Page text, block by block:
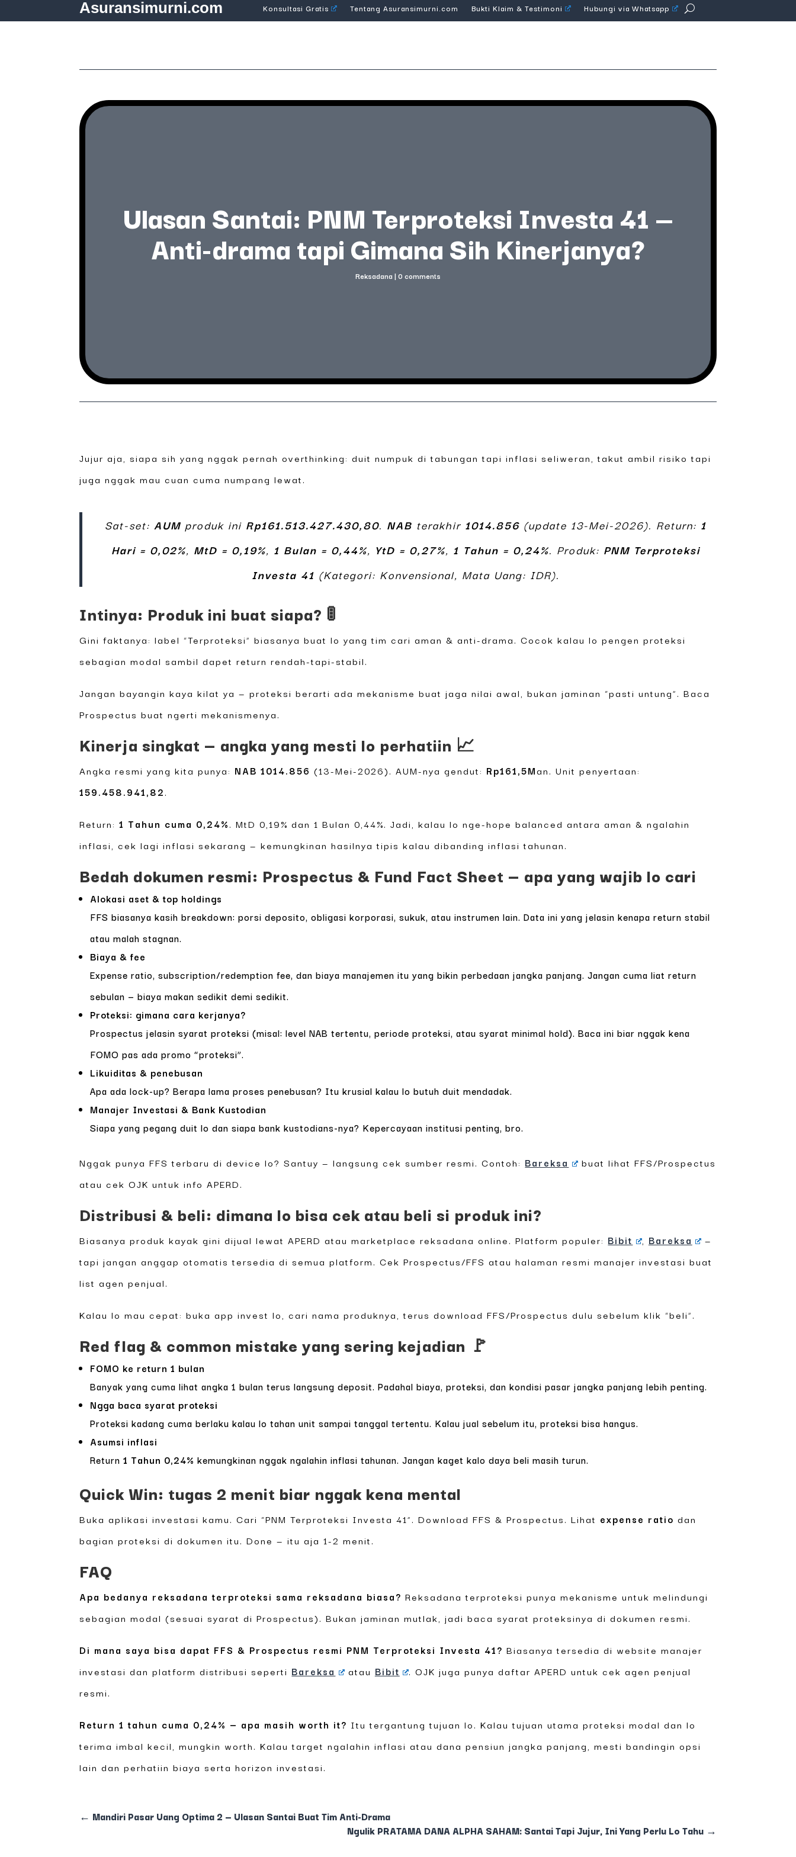
Asuransimurni.com Konsultasi Gratis Tentang Asuransimurni.com Bukti Klaim & Testimoni Hubungi via Whatsapp
Ulasan Santai: PNM Terproteksi Investa 41 —
Anti-drama tapi Gimana Sih Kinerjanya?
Reksadana | 0 comments
Jujur aja, siapa sih yang nggak pernah overthinking: duit numpuk di tabungan tapi inflasi seliweran, takut ambil risiko tapi
juga nggak mau cuan cuma numpang lewat.
Sat-set: AUMproduk ini Rp161.513.427.430,80. NAB terakhir 1014.856(update 13-Mei-2026). Return: 1
Hari = 0,02%, MtD = 0,19%, 1 Bulan = 0,44%, YtD = 0,27%, 1 Tahun = 0,24%. Produk: PNM Terproteksi
Investa 41 (Kategori: Konvensional, Mata Uang: IDR).
Intinya: Produk ini buat siapa? 🚦
Gini faktanya: label “Terproteksi” biasanya buat lo yang tim cari aman & anti-drama. Cocok kalau lo pengen proteksi
sebagian modal sambil dapet return rendah-tapi-stabil.
Jangan bayangin kaya kilat ya — proteksi berarti ada mekanisme buat jaga nilai awal, bukan jaminan “pasti untung”. Baca
Prospectus buat ngerti mekanismenya.
Kinerja singkat — angka yang mesti lo perhatiin 📈
Angka resmi yang kita punya: NAB 1014.856 (13-Mei-2026). AUM-nya gendut: Rp161,5Man. Unit penyertaan:
159.458.941,82.
Return:1 Tahun cuma 0,24%. MtD 0,19% dan 1 Bulan 0,44%. Jadi, kalau lo nge-hope balanced antara aman & ngalahin
inflasi, cek lagi inflasi sekarang — kemungkinan hasilnya tipis kalau dibanding inflasi tahunan.
Bedah dokumen resmi: Prospectus & Fund Fact Sheet — apa yang wajib lo cari
Alokasi aset & top holdings
FFS biasanya kasih breakdown: porsi deposito, obligasi korporasi, sukuk, atau instrumen lain. Data ini yang jelasin kenapa return stabil
atau malah stagnan.
Biaya & fee
Expense ratio, subscription/redemption fee, dan biaya manajemen itu yang bikin perbedaan jangka panjang. Jangan cuma liat return
sebulan — biaya makan sedikit demi sedikit.
Proteksi: gimana cara kerjanya?
Prospectus jelasin syarat proteksi (misal: level NAB tertentu, periode proteksi, atau syarat minimal hold). Baca ini biar nggak kena
FOMO pas ada promo “proteksi”.
Likuiditas & penebusan
Apa ada lock-up? Berapa lama proses penebusan? Itu krusial kalau lo butuh duit mendadak.
Manajer Investasi & Bank Kustodian
Siapa yang pegang duit lo dan siapa bank kustodians-nya? Kepercayaan institusi penting, bro.
Nggak punya FFS terbaru di device lo? Santuy — langsung cek sumber resmi. Contoh: Bareksa
buat lihat FFS/Prospectus
atau cek OJK untuk info APERD.
Distribusi & beli: dimana lo bisa cek atau beli si produk ini?
Biasanya produk kayak gini dijual lewat APERD atau marketplace reksadana online. Platform populer: Bibit , Bareksa
—
tapi jangan anggap otomatis tersedia di semua platform. Cek Prospectus/FFS atau halaman resmi manajer investasi buat
list agen penjual.
Kalau lo mau cepat: buka app invest lo, cari nama produknya, terus download FFS/Prospectus dulu sebelum klik “beli”.
Red flag & common mistake yang sering kejadian 🚩
FOMO ke return 1 bulan
Banyak yang cuma lihat angka 1 bulan terus langsung deposit. Padahal biaya, proteksi, dan kondisi pasar jangka panjang lebih penting.
Ngga baca syarat proteksi
Proteksi kadang cuma berlaku kalau lo tahan unit sampai tanggal tertentu. Kalau jual sebelum itu, proteksi bisa hangus.
Asumsi inflasi
Return1 Tahun 0,24% kemungkinan nggak ngalahin inflasi tahunan. Jangan kaget kalo daya beli masih turun.
Quick Win: tugas 2 menit biar nggak kena mental
Buka aplikasi investasi kamu. Cari “PNM Terproteksi Investa 41”. Download FFS & Prospectus. Lihat expense ratio dan
bagian proteksi di dokumen itu. Done — itu aja 1-2 menit.
FAQ
Apa bedanya reksadana terproteksi sama reksadana biasa? Reksadana terproteksi punya mekanisme untuk melindungi
sebagian modal (sesuai syarat di Prospectus). Bukan jaminan mutlak, jadi baca syarat proteksinya di dokumen resmi.
Di mana saya bisa dapat FFS & Prospectus resmi PNM Terproteksi Investa 41? Biasanya tersedia di website manajer
investasi dan platform distribusi seperti Bareksa atau Bibit
. OJK juga punya daftar APERD untuk cek agen penjual
resmi.
Return 1 tahun cuma 0,24% — apa masih worth it? Itu tergantung tujuan lo. Kalau tujuan utama proteksi modal dan lo
terima imbal kecil, mungkin worth. Kalau target ngalahin inflasi atau dana pensiun jangka panjang, mesti bandingin opsi
lain dan perhatiin biaya serta horizon investasi.
← Mandiri Pasar Uang Optima 2 — Ulasan Santai Buat Tim Anti-Drama
Ngulik PRATAMA DANA ALPHA SAHAM: Santai Tapi Jujur, Ini Yang Perlu Lo Tahu→